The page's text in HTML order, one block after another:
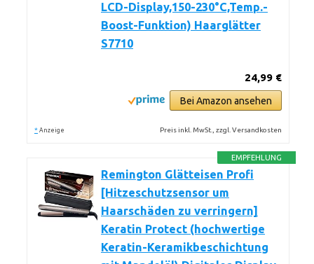
LCD-Display,150-230°C,Temp.-
Boost-Funktion) Haarglätter
S7710
24,99 €
Bei Amazon ansehen
* Anzeige Preis inkl. MwSt., zzgl. Versandkosten
EMPFEHLUNG
Remington Glätteisen Profi
[Hitzeschutzsensor um
Haarschäden zu verringern]
Keratin Protect (hochwertige
Keratin-Keramikbeschichtung